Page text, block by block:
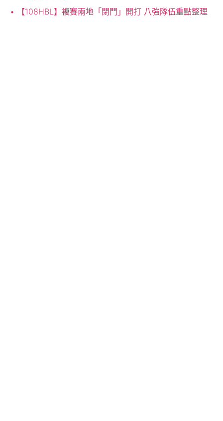
【108HBL】複賽兩地「閉門」開打 八強隊伍重點整理